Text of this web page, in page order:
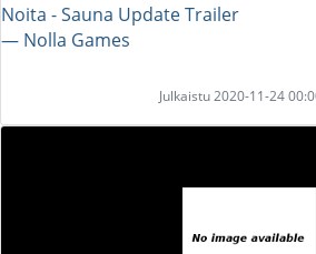
Noita - Sauna Update Trailer
― Nolla Games
Julkaistu 2020-11-24